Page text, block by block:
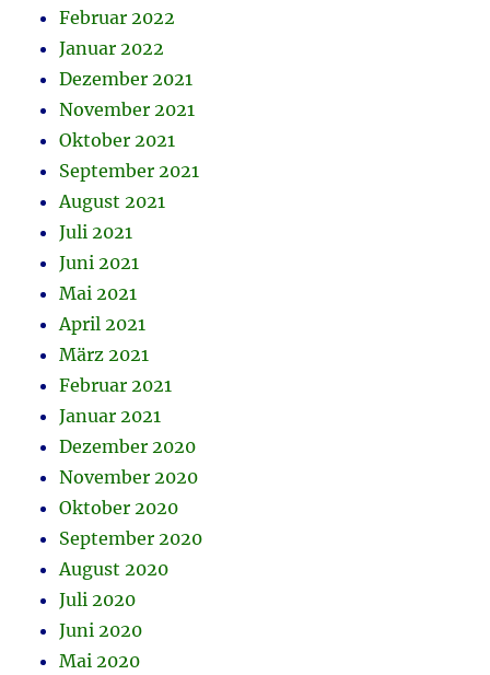
Februar 2022
Januar 2022
Dezember 2021
November 2021
Oktober 2021
September 2021
August 2021
Juli 2021
Juni 2021
Mai 2021
April 2021
März 2021
Februar 2021
Januar 2021
Dezember 2020
November 2020
Oktober 2020
September 2020
August 2020
Juli 2020
Juni 2020
Mai 2020